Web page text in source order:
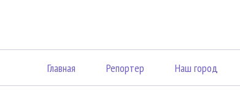
Главная Репортер Наш город